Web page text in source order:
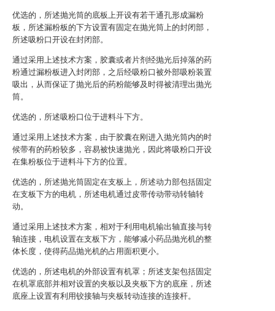
优选的，所述抛光筒的底板上开设有若干通孔形成漏粉
板，所述漏粉板的下方设置有固定在抛光筒上的封闭部，
所述吸粉口开设在封闭部。
通过采用上述技术方案，胶囊或者片剂经抛光后掉落的药
粉通过漏粉板进入封闭部，之后经吸粉口被外部吸粉装置
吸出，从而保证了抛光后的药粉能够及时得被清理出抛光
筒。
优选的，所述吸粉口位于进料斗下方。
通过采用上述技术方案，由于胶囊在刚进入抛光筒内的时
候带有的药粉较多，容易被快速抛光，因此将吸粉口开设
在集粉板位于进料斗下方的位置。
优选的，所述抛光筒固定在支板上，所述动力部包括固定
在支板下方的电机，所述电机通过皮带传动带动转轴转
动。
通过采用上述技术方案，相对于利用电机输出轴直接与转
轴连接，电机设置在支板下方，能够减小药品抛光机的整
体长度，使得药品抛光机的占用面积更小。
优选的，所述电机的外部设置有机罩；所述支架包括固定
在机罩底部并相对设置的夹板以及夹板下方的底座，所述
底座上设置有利用铰接轴与夹板转动连接的连接杆。